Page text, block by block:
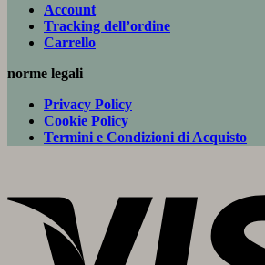
Account
Tracking dell’ordine
Carrello
norme legali
Privacy Policy
Cookie Policy
Termini e Condizioni di Acquisto